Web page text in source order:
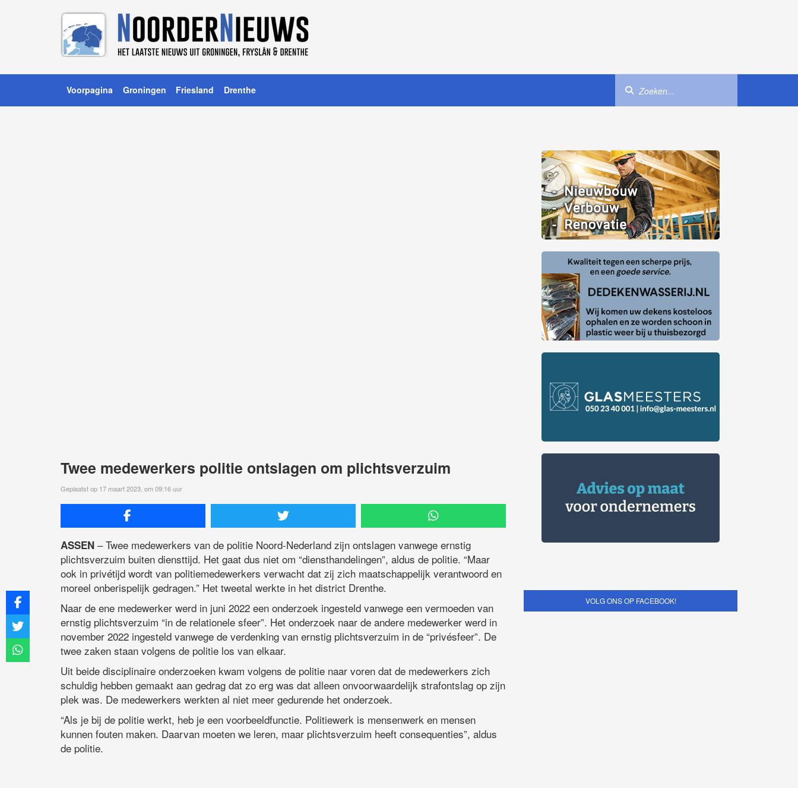
Voorpagina Groningen Friesland Drenthe
Twee medewerkers politie ontslagen om plichtsverzuim
Geplaatst op 17 maart 2023, om 09:16 uur
ASSEN – Twee medewerkers van de politie Noord-Nederland zijn ontslagen vanwege ernstig
plichtsverzuim buiten diensttijd. Het gaat dus niet om “diensthandelingen”, aldus de politie. “Maar
ook in privétijd wordt van politiemedewerkers verwacht dat zij zich maatschappelijk verantwoord en
moreel onberispelijk gedragen.” Het tweetal werkte in het district Drenthe.
Naar de ene medewerker werd in juni 2022 een onderzoek ingesteld vanwege een vermoeden van
ernstig plichtsverzuim “in de relationele sfeer”. Het onderzoek naar de andere medewerker werd in
november 2022 ingesteld vanwege de verdenking van ernstig plichtsverzuim in de “privésfeer”. De
twee zaken staan volgens de politie los van elkaar.
Uit beide disciplinaire onderzoeken kwam volgens de politie naar voren dat de medewerkers zich
schuldig hebben gemaakt aan gedrag dat zo erg was dat alleen onvoorwaardelijk strafontslag op zijn
plek was. De medewerkers werkten al niet meer gedurende het onderzoek.
“Als je bij de politie werkt, heb je een voorbeeldfunctie. Politiewerk is mensenwerk en mensen
kunnen fouten maken. Daarvan moeten we leren, maar plichtsverzuim heeft consequenties”, aldus
de politie.
VOLG ONS OP FACEBOOK!